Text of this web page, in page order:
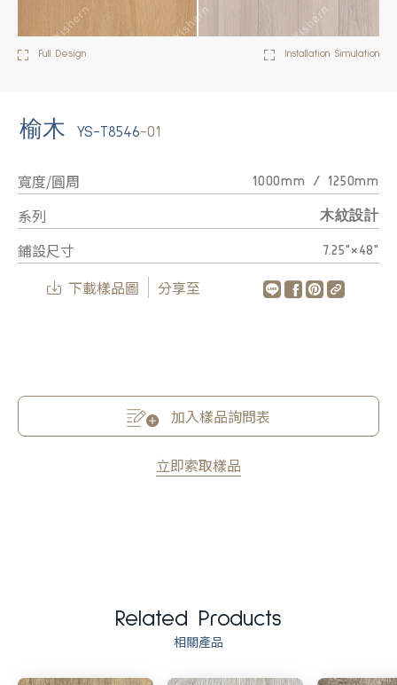
Full Design Installation Simulation
榆木 YS-T8546-01
寬度/圓周 1000mm / 1250mm
系列 木紋設計
鋪設尺寸 7.25"×48"
下載樣品圖 分享至
加入樣品詢問表
立即索取樣品
Related Products
相關產品